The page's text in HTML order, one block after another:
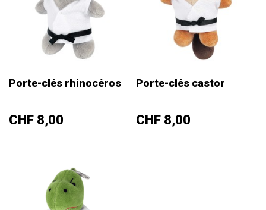
Porte-clés rhinocéros
Prix
CHF 8,00
Porte-clés castor
Prix
CHF 8,00